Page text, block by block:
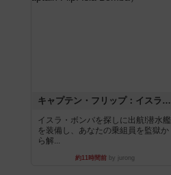
キャプテン・フリップ：イスラ・ボンバ
イスラ・ボンバを探しに出航!潜水艦
を装備し、あなたの乗組員を監獄か
ら解...
約11時間前by jurong